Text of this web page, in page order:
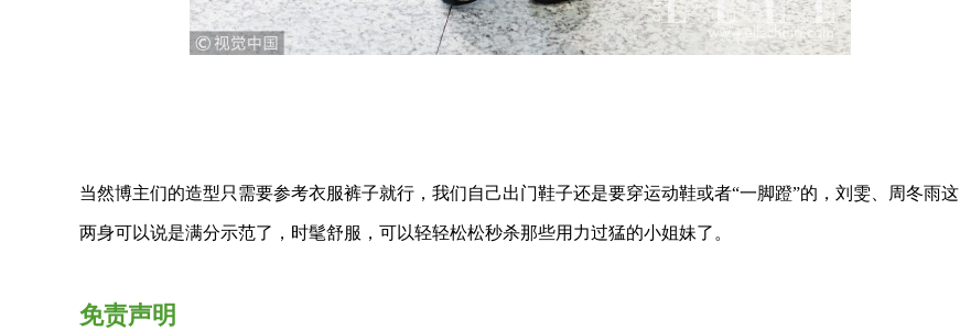
当然博主们的造型只需要参考衣服裤子就行，我们自己出门鞋子还是要穿运动鞋或者“一脚蹬”的，刘雯、周冬雨这
两身可以说是满分示范了，时髦舒服，可以轻轻松松秒杀那些用力过猛的小姐妹了。
免责声明